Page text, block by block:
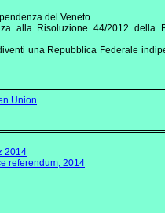
del Veneto
alla Risoluzione 44/2012 della
una Repubblica Federale
Union
2014
referendum, 2014